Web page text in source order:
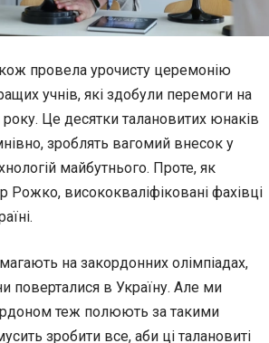
провела урочисту церемонію
учнів, які здобули перемоги на
Це десятки талановитих юнаків
зроблять вагомий внесок у
майбутнього. Проте, як
висококваліфіковані фахівці
на закордонних олімпіадах,
поверталися в Україну. Але ми
теж полюють за такими
зробити все, аби ці талановиті